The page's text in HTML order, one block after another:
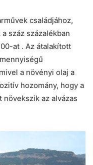
családjához,
száz százalékban
at . Az átalakított
a növényi olaj a
hozomány, hogy a
az alvázas